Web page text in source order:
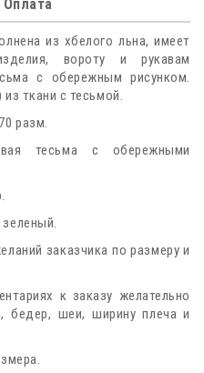
Оплата
из хбелого льна, имеет
вороту и рукавам
с обережным рисунком.
ткани с тесьмой.
разм.
тесьма с обережными
заказчика по размеру и
к заказу желательно
бедер, шеи, ширину плеча и